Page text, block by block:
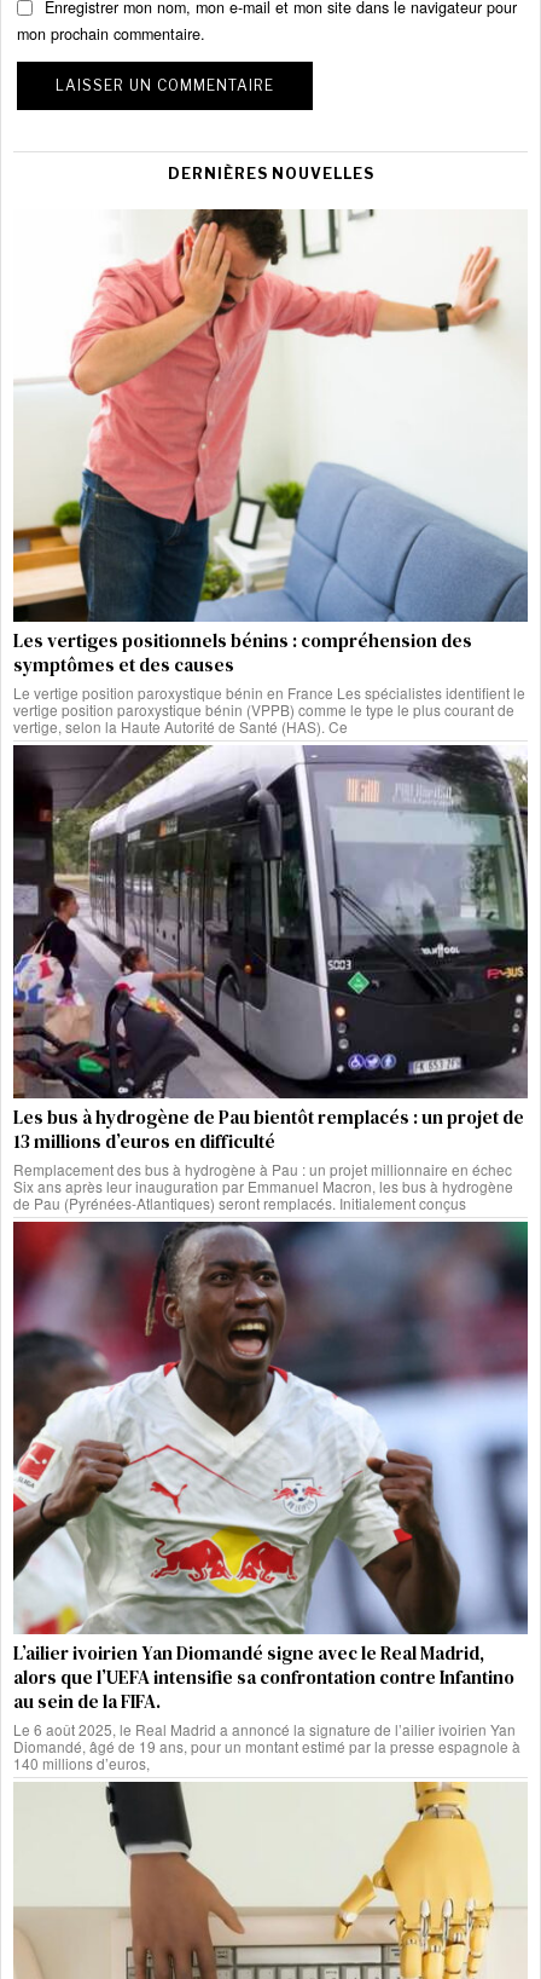
Enregistrer mon nom, mon e-mail et mon site dans le navigateur pour
mon prochain commentaire.
DERNIÈRES NOUVELLES
Les vertiges positionnels bénins : compréhension des
symptômes et des causes
Le vertige position paroxystique bénin en France Les spécialistes identifient le
vertige position paroxystique bénin (VPPB) comme le type le plus courant de
vertige, selon la Haute Autorité de Santé (HAS). Ce
Les bus à hydrogène de Pau bientôt remplacés : un projet de
13 millions d’euros en difficulté
Remplacement des bus à hydrogène à Pau : un projet millionnaire en échec
Six ans après leur inauguration par Emmanuel Macron, les bus à hydrogène
de Pau (Pyrénées-Atlantiques) seront remplacés. Initialement conçus
L’ailier ivoirien Yan Diomandé signe avec le Real Madrid,
alors que l’UEFA intensifie sa confrontation contre Infantino
au sein de la FIFA.
Le 6 août 2025, le Real Madrid a annoncé la signature de l’ailier ivoirien Yan
Diomandé, âgé de 19 ans, pour un montant estimé par la presse espagnole à
140 millions d’euros,